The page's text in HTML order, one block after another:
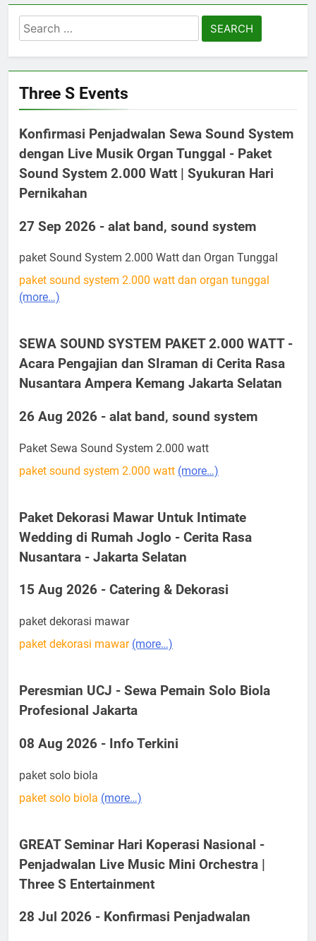
Search
for:
Three S Events
Konfirmasi Penjadwalan Sewa Sound System
dengan Live Musik Organ Tunggal - Paket
Sound System 2.000 Watt | Syukuran Hari
Pernikahan
27 Sep 2026 - alat band, sound system
paket Sound System 2.000 Watt dan Organ Tunggal
paket sound system 2.000 watt dan organ tunggal
(more…)
SEWA SOUND SYSTEM PAKET 2.000 WATT -
Acara Pengajian dan SIraman di Cerita Rasa
Nusantara Ampera Kemang Jakarta Selatan
26 Aug 2026 - alat band, sound system
Paket Sewa Sound System 2.000 watt
paket sound system 2.000 watt (more…)
Paket Dekorasi Mawar Untuk Intimate
Wedding di Rumah Joglo - Cerita Rasa
Nusantara - Jakarta Selatan
15 Aug 2026 - Catering & Dekorasi
paket dekorasi mawar
paket dekorasi mawar (more…)
Peresmian UCJ - Sewa Pemain Solo Biola
Profesional Jakarta
08 Aug 2026 - Info Terkini
paket solo biola
paket solo biola (more…)
GREAT Seminar Hari Koperasi Nasional -
Penjadwalan Live Music Mini Orchestra |
Three S Entertainment
28 Jul 2026 - Konfirmasi Penjadwalan